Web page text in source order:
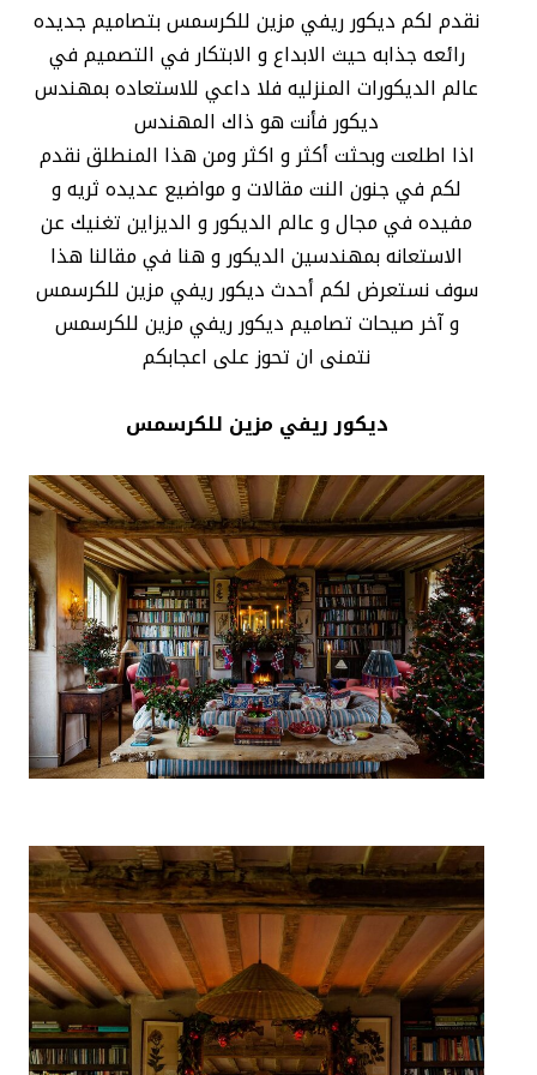
نقدم لكم ديكور ريفي مزين للكرسمس بتصاميم جديده
رائعه جذابه حيث الابداع و الابتكار في التصميم في
عالم الديكورات المنزليه فلا داعي للاستعاده بمهندس
ديكور فأنت هو ذاك المهندس
اذا اطلعت وبحثت أكثر و اكثر ومن هذا المنطلق نقدم
لكم في جنون النت مقالات و مواضيع عديده ثريه و
مفيده في مجال و عالم الديكور و الديزاين تغنيك عن
الاستعانه بمهندسين الديكور و هنا في مقالنا هذا
سوف نستعرض لكم أحدث ديكور ريفي مزين للكرسمس
و آخر صيحات تصاميم ديكور ريفي مزين للكرسمس
نتمنى ان تحوز على اعجابكم
ديكور ريفي مزين للكرسمس